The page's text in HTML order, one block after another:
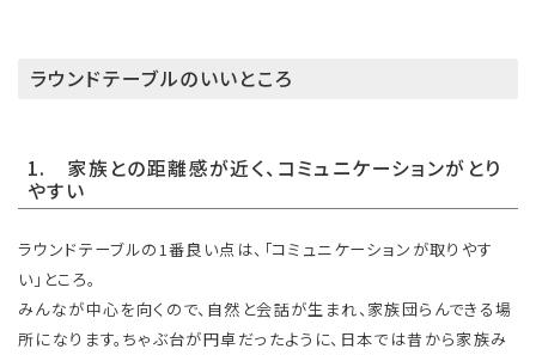
ラウンドテーブルのいいところ
1. 家族との距離感が近く、コミュニケーションがとり
やすい
ラウンドテーブルの1番良い点は、「コミュニケーションが取りやす
い」ところ。
みんなが中心を向くので、自然と会話が生まれ、家族団らんできる場
所になります。ちゃぶ台が円卓だったように、日本では昔から家族み